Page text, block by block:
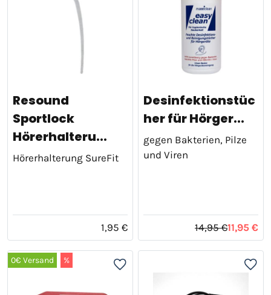
Resound
Sportlock
Hörerhalteru...
Hörerhalterung SureFit
1,95 €
Desinfektionstüc
her für Hörger...
gegen Bakterien, Pilze
und Viren
14,95 €11,95 €
0€ Versand %